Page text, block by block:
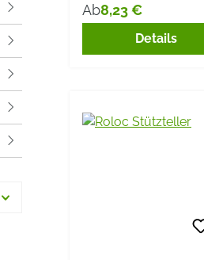
Regulärer Preis:
Ab8,23 €
Details